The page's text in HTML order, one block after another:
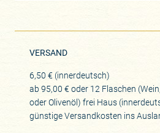
VERSAND
6,50 € (innerdeutsch)
ab 95,00 € oder 12 Flaschen
oder Olivenöl) frei Haus
günstige Versandkosten ins